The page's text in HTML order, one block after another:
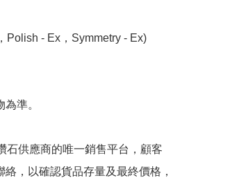
Polish - Ex，Symmetry - Ex)
準。
石供應商的唯一銷售平台，顧客
，以確認貨品存量及最終價格，